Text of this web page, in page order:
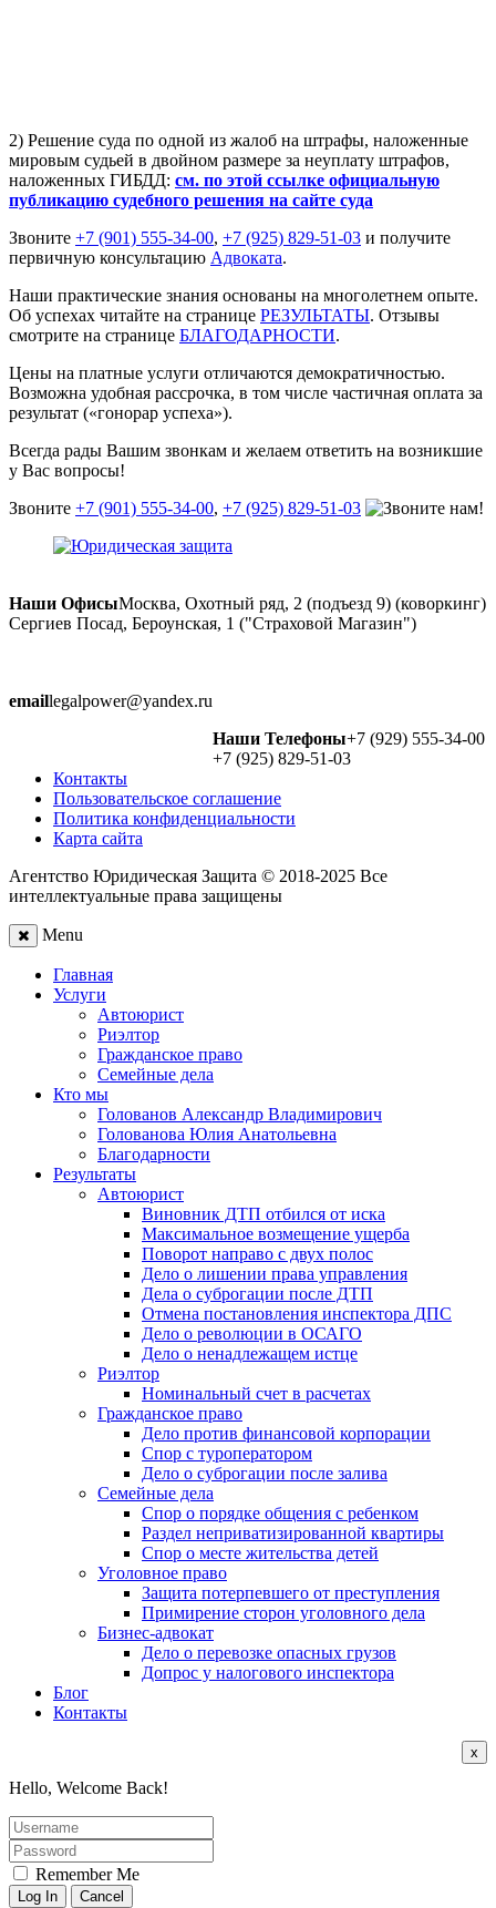
2) Решение суда по одной из жалоб на штрафы, наложенные
мировым судьей в двойном размере за неуплату штрафов,
наложенных ГИБДД: см. по этой ссылке официальную
публикацию судебного решения на сайте суда
Звоните +7 (901) 555-34-00, +7 (925) 829-51-03 и получите
первичную консультацию Адвоката.
Наши практические знания основаны на многолетнем опыте.
Об успехах читайте на странице РЕЗУЛЬТАТЫ. Отзывы
смотрите на странице БЛАГОДАРНОСТИ.
Цены на платные услуги отличаются демократичностью.
Возможна удобная рассрочка, в том числе частичная оплата за
результат («гонорар успеха»).
Всегда рады Вашим звонкам и желаем ответить на возникшие
у Вас вопросы!
Звоните +7 (901) 555-34-00, +7 (925) 829-51-03
Наши ОфисыМосква, Охотный ряд, 2 (подъезд 9) (коворкинг)
Сергиев Посад, Бероунская, 1 ("Страховой Магазин")
emaillegalpower@yandex.ru
Наши Телефоны+7 (929) 555-34-00
+7 (925) 829-51-03
Контакты
Пользовательское соглашение
Политика конфиденциальности
Карта сайта
Агентство Юридическая Защита © 2018-2025 Все
интеллектуальные права защищены
Menu
Главная
Услуги
Автоюрист
Риэлтор
Гражданское право
Семейные дела
Кто мы
Голованов Александр Владимирович
Голованова Юлия Анатольевна
Благодарности
Результаты
Автоюрист
Виновник ДТП отбился от иска
Максимальное возмещение ущерба
Поворот направо с двух полос
Дело о лишении права управления
Дела о суброгации после ДТП
Отмена постановления инспектора ДПС
Дело о революции в ОСАГО
Дело о ненадлежащем истце
Риэлтор
Номинальный счет в расчетах
Гражданское право
Дело против финансовой корпорации
Спор с туроператором
Дело о суброгации после залива
Семейные дела
Спор о порядке общения с ребенком
Раздел неприватизированной квартиры
Спор о месте жительства детей
Уголовное право
Защита потерпевшего от преступления
Примирение сторон уголовного дела
Бизнес-адвокат
Дело о перевозке опасных грузов
Допрос у налогового инспектора
Блог
Контакты
x
Hello, Welcome Back!
Remember Me